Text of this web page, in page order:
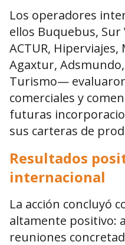
Los operadores
ellos Buquebus, Sur
ACTUR,
Agaxtur,
Turismo—
comerciales y
futuras
sus carteras de
Resultados
internacional
La acción concluyó
altamente positivo:
reuniones